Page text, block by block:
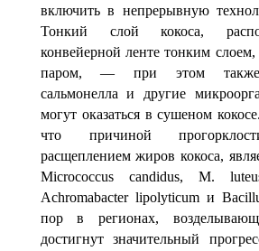
включить в непрерывную
Тонкий слой кокоса,
конвейерной ленте тонким слоем,
паром, — при этом также
сальмонелла и другие
могут ока­заться в сушеном
что причиной
расщеплением жиров кокоса,
Micrococcus candidus, М.
Achromabacter lipolyticum и
пор в регионах,
достигнут значительный